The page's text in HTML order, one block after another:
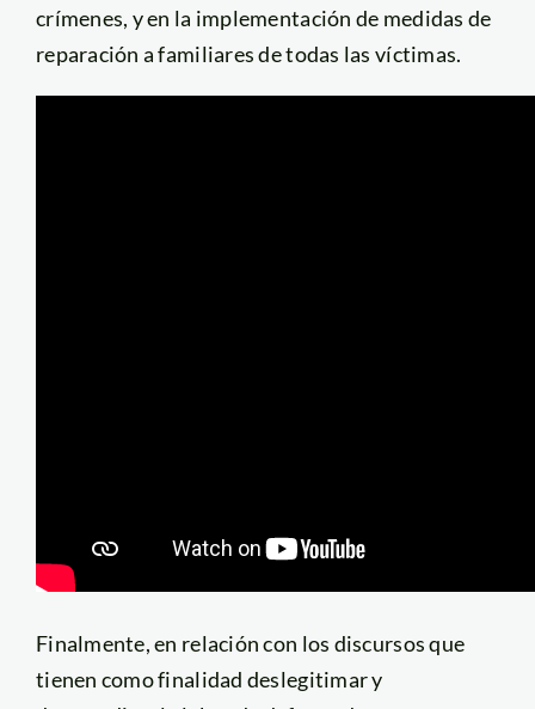
crímenes, y en la implementación de medidas de
reparación a familiares de todas las víctimas.
Finalmente, en relación con los discursos que
tienen como finalidad deslegitimar y